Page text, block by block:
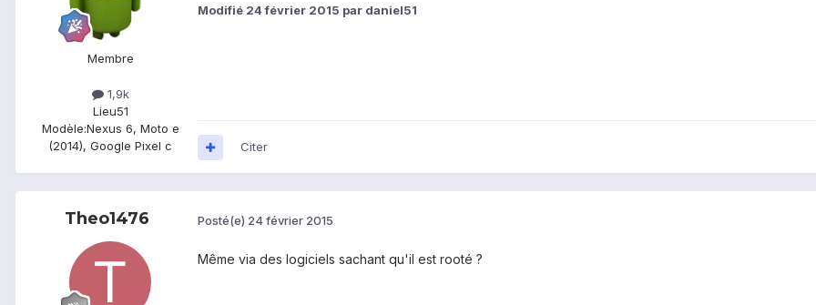
Membre
1,9k
Lieu51
Modèle:Nexus 6, Moto e
(2014), Google Pixel c
Modifié 24 février 2015 par daniel51
Citer
Theo1476 Posté(e) 24 février 2015
Même via des logiciels sachant qu'il est rooté ?